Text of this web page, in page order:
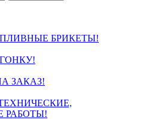
БРИКЕТЫ!
ЗАКАЗ!
РАБОТЫ!